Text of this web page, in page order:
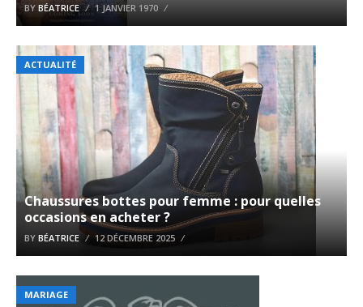
BY BÉATRICE 1 JANVIER 1970
ACTUALITÉ
Chaussures bottes pour femme : pour quelles
occasions en acheter ?
BY BÉATRICE 12 DÉCEMBRE 2025
MARIAGE